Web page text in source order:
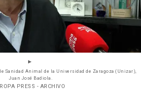
Sanidad Animal de la Universidad de Zaragoza (Unizar),
Juan José Badiola.
PRESS - ARCHIVO